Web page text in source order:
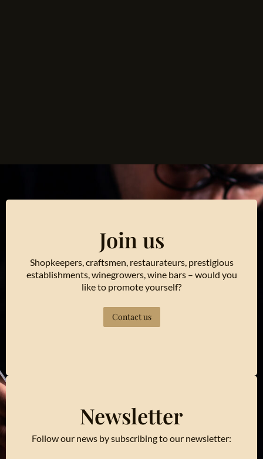
Join us
Shopkeepers, craftsmen, restaurateurs, prestigious
establishments, winegrowers, wine bars – would you
like to promote yourself?
Contact us
Newsletter
Follow our news by subscribing to our newsletter: